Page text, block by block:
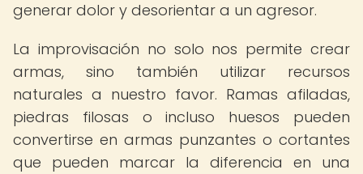
generar dolor y desorientar a un agresor.
La improvisación no solo nos permite crear
armas, sino también utilizar recursos
naturales a nuestro favor. Ramas afiladas,
piedras filosas o incluso huesos pueden
convertirse en armas punzantes o cortantes
que pueden marcar la diferencia en una